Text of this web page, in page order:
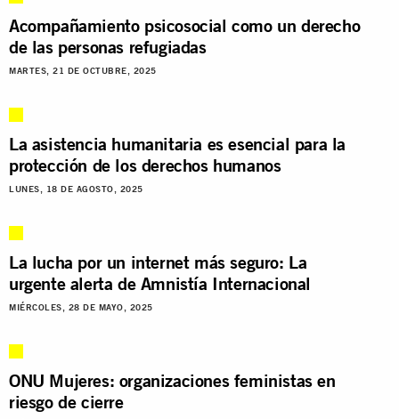
Acompañamiento psicosocial como un derecho
de las personas refugiadas
MARTES, 21 DE OCTUBRE, 2025
La asistencia humanitaria es esencial para la
protección de los derechos humanos
LUNES, 18 DE AGOSTO, 2025
La lucha por un internet más seguro: La
urgente alerta de Amnistía Internacional
MIÉRCOLES, 28 DE MAYO, 2025
ONU Mujeres: organizaciones feministas en
riesgo de cierre